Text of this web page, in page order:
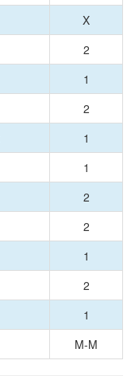
X
2
1
2
1
1
2
2
1
2
1
M-M